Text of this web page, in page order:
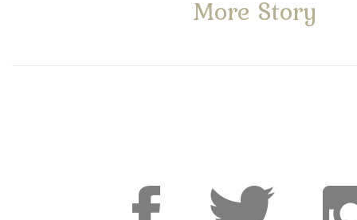
More Story